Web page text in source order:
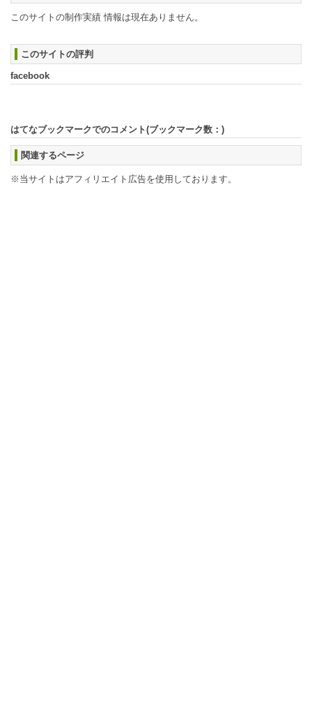
このサイトの制作実績 情報は現在ありません。
このサイトの評判
facebook
はてなブックマークでのコメント(ブックマーク数： )
関連するページ
※当サイトはアフィリエイト広告を使用しております。